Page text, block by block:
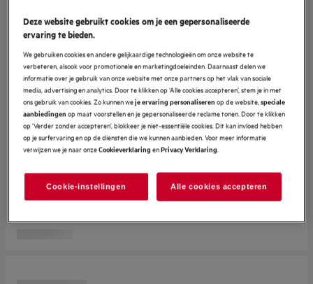
Deze website gebruikt cookies om je een gepersonaliseerde
ervaring te bieden.
We gebruiken cookies en andere gelijkaardige technologieën om onze website te
verbeteren, alsook voor promotionele en marketingdoeleinden. Daarnaast delen we
informatie over je gebruik van onze website met onze partners op het vlak van sociale
media, advertising en analytics. Door te klikken op ‘Alle cookies accepteren’, stem je in met
ons gebruik van cookies. Zo kunnen weje ervaring personaliseren op de website,speciale
aanbiedingen op maat voorstellen en je gepersonaliseerde reclame tonen. Door te klikken
op ‘Verder zonder accepteren’, blokkeer je niet-essentiële cookies. Dit kan invloed hebben
op je surfervaring en op de diensten die we kunnen aanbieden. Voor meer informatie
verwijzen we je naar onzeCookieverklaringenPrivacy Verklaring.
Cookie-instellingen Alle cookies accepteren